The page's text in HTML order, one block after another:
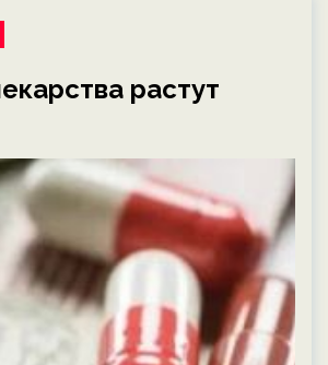
растут